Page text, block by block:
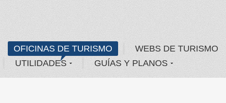
OFICINAS DE TURISMO WEBS DE TURISMO
UTILIDADES
GUÍAS Y PLANOS